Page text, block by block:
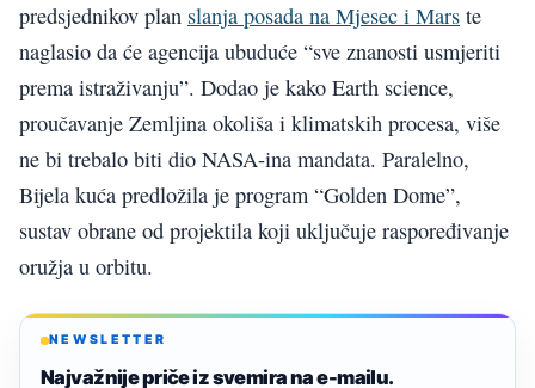
predsjednikov plan slanja posada na Mjesec i Mars te
naglasio da će agencija ubuduće “sve znanosti usmjeriti
prema istraživanju”. Dodao je kako Earth science,
proučavanje Zemljina okoliša i klimatskih procesa, više
ne bi trebalo biti dio NASA-ina mandata. Paralelno,
Bijela kuća predložila je program “Golden Dome”,
sustav obrane od projektila koji uključuje raspoređivanje
oružja u orbitu.
NEWSLETTER
Najvažnije priče iz svemira na e-mailu.